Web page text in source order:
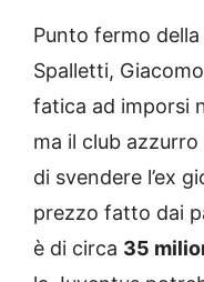
Punto fermo
Spalletti,
fatica ad imporsi
ma il club
di svendere l’ex
prezzo fatto dai
è di circa 35